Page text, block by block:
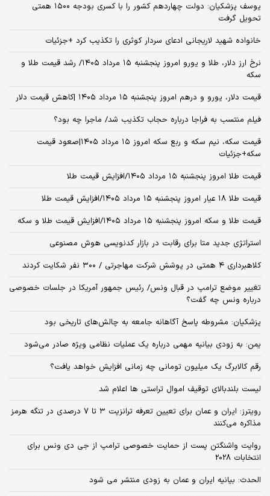
یوسف پزشکیان: دولت چهاردهم کشور را با کسری بودجه ۱۵۰۰ همتی
تحویل گرفت
خانواده شهید لاریجانی ادعای سردار کوثری را تکذیب کرد +جزئیات
نرخ ارز دلار، طلا و یورو امروز پنجشنبه ۱۵ مرداد ۱۴۰۵/ رشد قیمت طلا و
سکه
قیمت دلار، یورو و درهم امروز پنجشنبه ۱۵ مرداد ۱۴۰۵ |کاهش قیمت دلار
فیلم منتسب به فراجا درباره حجاب تکذیب شد/ ماجرا چه بود؟
قیمت سکه، نیم سکه و ربع سکه امروز ۱۵ مرداد ۱۴۰۵|صعود قیمت
سکه+جزئیات
قیمت طلا امروز پنجشنبه ۱۵ مرداد ۱۴۰۵/افزایش قیمت طلا
قیمت طلا ۱۸ عیار امروز پنجشنبه ۱۵ مرداد ۱۴۰۵/افزایش قیمت طلا
قیمت طلا و سکه امروز پنجشنبه ۱۵ مرداد ۱۴۰۵/افزایش قیمت طلا و سکه
استراتژی جدید متا برای رقابت در بازار کدنویسی هوش مصنوعی
کلاهبرداری ۴ همتی در پوشش شرکت مهاجرتی / ۳۰۰ نفر شکایت کردند
تغییر موضع ترامپ در قبال ونس/ رئیس جمهور آمریکا در جلسات خصوصی
درباره ونس چه گفت؟
پزشکیان: مشروطه پاسخ آگاهانه جامعه به چالش‌های تاریخی بود
یمن: به زودی بیانیه مهمی درباره یک عملیات نظامی ویژه صادر می‌شود
رقم کالابرگ یک میلیون تومانی چه زمانی افزایش خواهد یافت؟
لیست بلندبالای توقیف اموال تراستی ها اعلام شد
رویترز: ایران و عمان برای تعیین تعرفه ترانزیت ۳ تا ۷ درصدی در تنگه هرمز
مذاکره می‌کنند
روایت واشنگتن پست از حمایت خصوصی ترامپ از جی دی ونس برای
انتخابات 2028
الحدث: بیانیه ایران و عمان به زودی منتشر می شود